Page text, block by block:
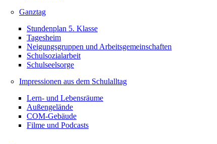
Ganztag
Stundenplan 5. Klasse
Tagesheim
Neigungsgruppen und Arbeitsgemeinschaften
Schulsozialarbeit
Schulseelsorge
Impressionen aus dem Schulalltag
Lern- und Lebensräume
Außengelände
COM-Gebäude
Filme und Podcasts